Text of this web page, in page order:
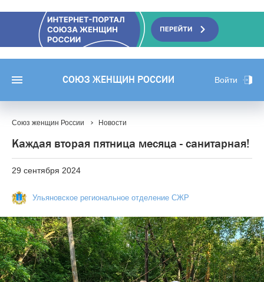
СОЮЗ ЖЕНЩИН РОССИИ Войти
Союз женщин России Новости
Каждая вторая пятница месяца - санитарная!
29 сентября 2024
Ульяновское региональное отделение СЖР